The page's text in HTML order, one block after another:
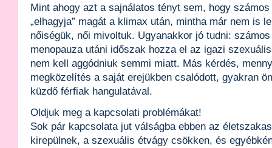
Mint ahogy azt a sajnálatos tényt sem, hogy
„elhagyja” magát a klimax után, mintha már nem is
nőiségük, női mivoltuk. Ugyanakkor jó tudni:
menopauza utáni időszak hozza el az igazi
nem kell aggódniuk semmi miatt. Más kérdés,
megközelítés a saját erejükben csalódott, gyakran
küzdő férfiak hangulatával.
Oldjuk meg a kapcsolati problémákat!
Sok pár kapcsolata jut válságba ebben az
kirepülnek, a szexuális étvágy csökken, és